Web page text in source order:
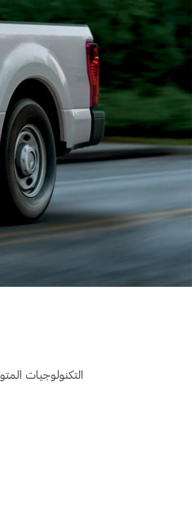
التكنولوجيات